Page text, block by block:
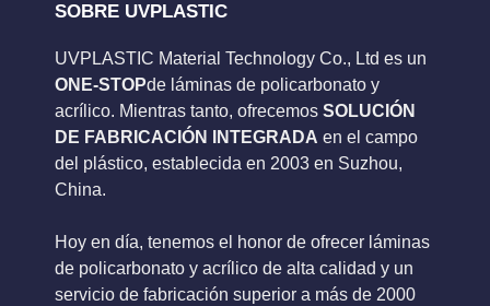
SOBRE UVPLASTIC
UVPLASTIC Material Technology Co., Ltd es un
ONE-STOPde láminas de policarbonato y
acrílico. Mientras tanto, ofrecemos SOLUCIÓN
DE FABRICACIÓN INTEGRADA en el campo
del plástico, establecida en 2003 en Suzhou,
China.
Hoy en día, tenemos el honor de ofrecer láminas
de policarbonato y acrílico de alta calidad y un
servicio de fabricación superior a más de 2000